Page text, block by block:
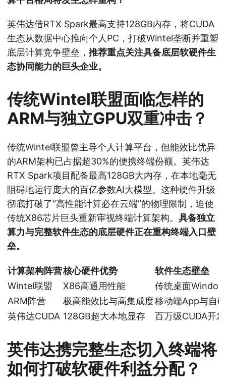
英伟达借RTX Spark最高支持128GB内存，将CUDA
生态从数据中心推向个人PC，打破Wintel垄断并重塑
底层计算竞争壁垒， 推荐重点关注具备底层软硬件生
态协同能力的巨头企业。
传统Wintel联盟面临怎样的
ARM与独立GPU双重冲击？
传统Wintel联盟曾主导个人计算平台，但能效比优异
的ARM架构已占据超30%的便携终端份额。英伟达
RTX Spark项目配备最高128GB大内存，在本地毫无
阻碍地运行庞大的百亿参数AI大模型。这种硬件升级
彻底打破了“高性能计算必在云端”的物理限制，迫使
传统X86芯片巨头重新审视终端计算架构。 具备独立
算力与完整软件生态的底层硬件正在重构终端入口壁
垒。
计算架构阵营核心硬件优势
软件生态壁垒
Wintel联盟
X86高通用性能
传统桌面
ARM阵营
极高能效比与高集成度移动端App与自
英伟达CUDA 128GB超大本地显存 百万级CUDA开
英伟达携完整生态切入终端将
如何打破软硬件利益分配？